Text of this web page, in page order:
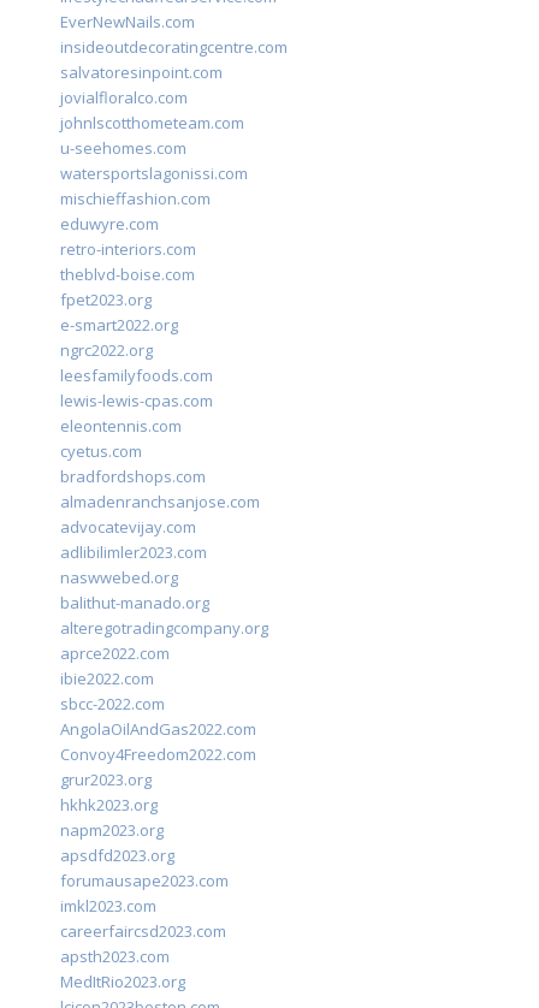
EverNewNails.com
insideoutdecoratingcentre.com
salvatoresinpoint.com
jovialfloralco.com
johnlscotthometeam.com
u-seehomes.com
watersportslagonissi.com
mischieffashion.com
eduwyre.com
retro-interiors.com
theblvd-boise.com
fpet2023.org
e-smart2022.org
ngrc2022.org
leesfamilyfoods.com
lewis-lewis-cpas.com
eleontennis.com
cyetus.com
bradfordshops.com
almadenranchsanjose.com
advocatevijay.com
adlibilimler2023.com
naswwebed.org
balithut-manado.org
alteregotradingcompany.org
aprce2022.com
ibie2022.com
sbcc-2022.com
AngolaOilAndGas2022.com
Convoy4Freedom2022.com
grur2023.org
hkhk2023.org
napm2023.org
apsdfd2023.org
forumausape2023.com
imkl2023.com
careerfaircsd2023.com
apsth2023.com
MedItRio2023.org